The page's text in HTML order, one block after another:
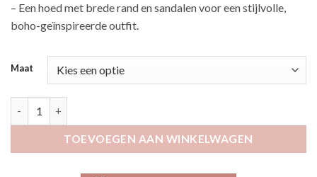
– Een hoed met brede rand en sandalen voor een stijlvolle,
boho-geïnspireerde outfit.
Maat
TOEVOEGEN AAN WINKELWAGEN